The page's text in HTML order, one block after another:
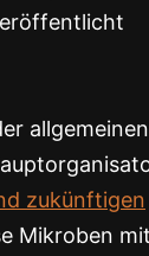
allgemeinen
zukünftigen
Mikroben